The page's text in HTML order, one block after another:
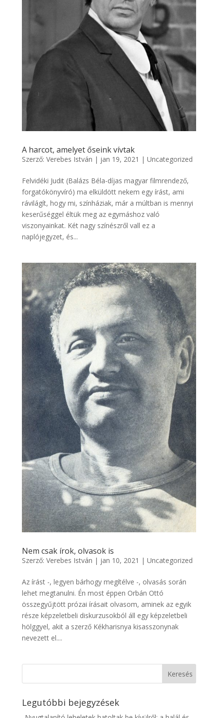
A harcot, amelyet őseink vívtak
Szerző: Verebes István | jan 19, 2021 | Uncategorized
Felvidéki Judit (Balázs Béla-díjas magyar filmrendező,
forgatókönyvíró) ma elküldött nekem egy írást, ami
rávilágít, hogy mi, színháziak, már a múltban is mennyi
keserűséggel éltük meg az egymáshoz való
viszonyainkat. Két nagy színészről vall ez a
naplójegyzet, és...
Nem csak írok, olvasok is
Szerző: Verebes István | jan 10, 2021 | Uncategorized
Az írást -, legyen bárhogy megítélve -, olvasás során
lehet megtanulni. Én most éppen Orbán Ottó
összegyűjtött prózai írásait olvasom, aminek az egyik
része képzeletbeli diskurzusokból áll egy képzeletbeli
hölggyel, akit a szerző Kékharisnya kisasszonynak
nevezett el....
Legutóbbi bejegyzések